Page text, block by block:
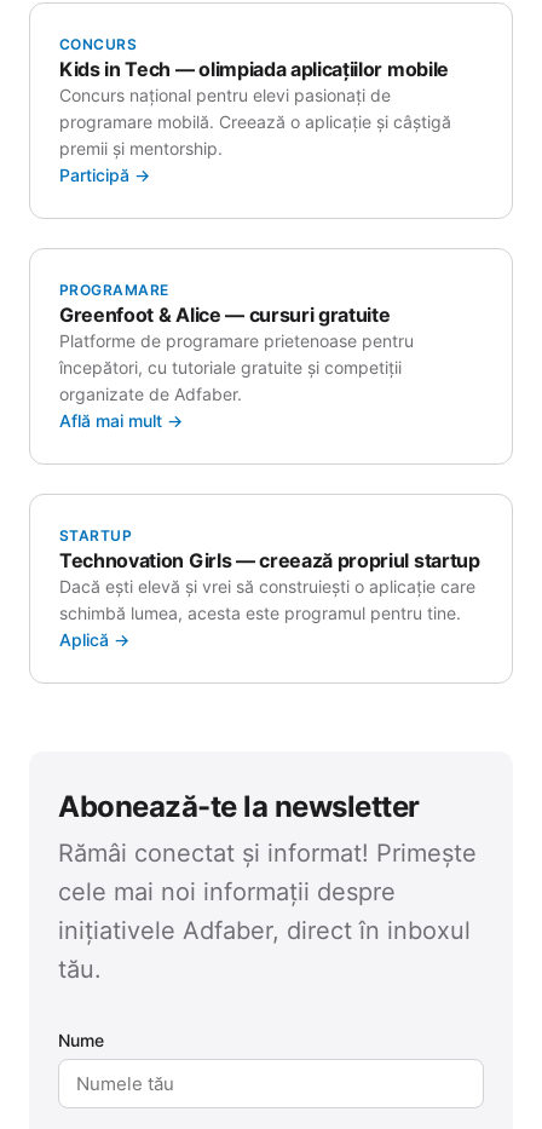
CONCURS
Kids in Tech — olimpiada aplicațiilor mobile
Concurs național pentru elevi pasionați de
programare mobilă. Creează o aplicație și câștigă
premii și mentorship.
Participă →
PROGRAMARE
Greenfoot & Alice — cursuri gratuite
Platforme de programare prietenoase pentru
începători, cu tutoriale gratuite și competiții
organizate de Adfaber.
Află mai mult →
STARTUP
Technovation Girls — creează propriul startup
Dacă ești elevă și vrei să construiești o aplicație care
schimbă lumea, acesta este programul pentru tine.
Aplică →
Abonează-te la newsletter
Rămâi conectat și informat! Primește
cele mai noi informații despre
inițiativele Adfaber, direct în inboxul
tău.
Nume